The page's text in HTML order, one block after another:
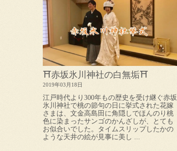
⛩赤坂氷川神社の白無垢⛩
2019年03月18日
江戸時代より300年もの歴史を受け継ぐ赤坂
氷川神社で桃の節句の日に挙式された花嫁
さまは、文金高島田に角隠しでほんのり桃
色に染まったサンゴのかんざしが、とても
お似合いでした。タイムスリップしたかの
ような天井の絵が見事に美し ...